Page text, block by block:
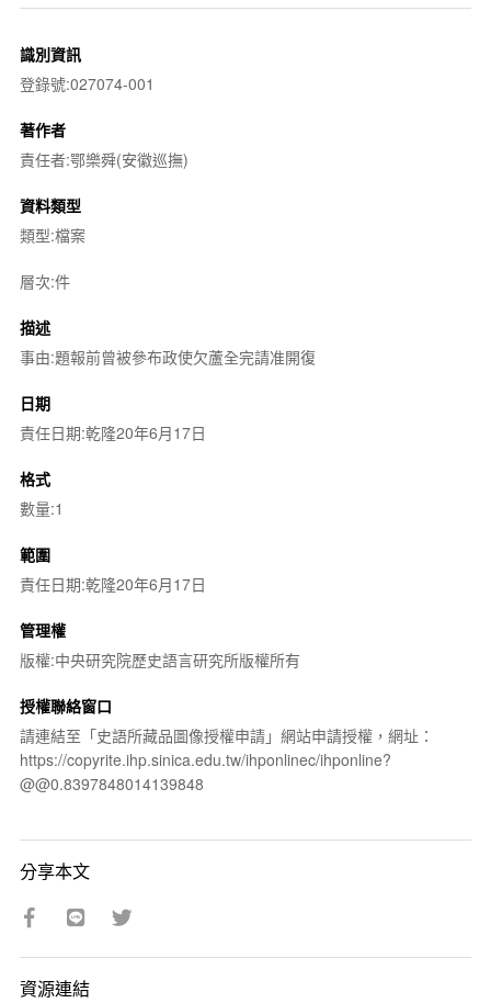
識別資訊
登錄號:027074-001
著作者
責任者:鄂樂舜(安徽巡撫)
資料類型
類型:檔案
層次:件
描述
事由:題報前曾被參布政使欠蘆全完請准開復
日期
責任日期:乾隆20年6月17日
格式
數量:1
範圍
責任日期:乾隆20年6月17日
管理權
版權:中央研究院歷史語言研究所版權所有
授權聯絡窗口
請連結至「史語所藏品圖像授權申請」網站申請授權，網址：
https://copyrite.ihp.sinica.edu.tw/ihponlinec/ihponline?
@@0.8397848014139848
分享本文
資源連結